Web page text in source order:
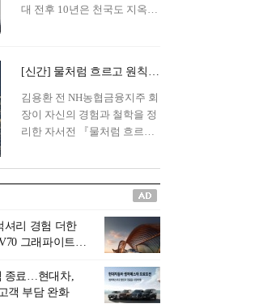
대 전후 10년은 천국도 지옥도
은퇴 설계를 가이드해 온 김경
록 옵투스자산운용의 고문이
신간 『은퇴연옥』을 내놓았
다.단테는 지옥을 '모든 희망을
록 고문은 새로운 시각을 제시
0년의 과도기는 지옥이 아니라
정화와 성장의 공간인 ‘은퇴연
옥(Purgatory)’이라는 것이다.
연옥은 고통스럽지만 끝이 있
으며, 준비를 통해 천국으로 나
[신간] 물처럼 흐르고 원칙으로 서다…김용환의 통찰을 담다
김용환 전 NH농협금융지주 회
장이 자신의 경험과 철학을 정
리한 자서전 『물처럼 흐르고
통 관료 출신으로 한국 금융의
주요 변곡점마다 중요한 역할
을 하고 금융 경영인으로서 큰
족적을 남긴 김 전 회장이 후배
세대에게 전하는 삶의 조언을
담은 인생 노트다.『물처럼 흐
르고 원칙으로 서다』는 단순
한 자서전을 넘어, 실패를 두려
워하지 않는 용기와 자신에 대
셔리 경험 더한
그래파이트’
종료…현대차,
객 부담 완화